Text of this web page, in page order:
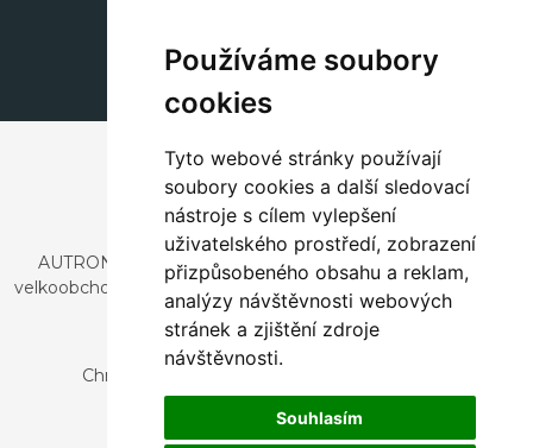
Používáme soubory
cookies
Tyto webové stránky používají
soubory cookies a další sledovací
nástroje s cílem vylepšení
uživatelského prostředí, zobrazení
přizpůsobeného obsahu a reklam,
analýzy návštěvnosti webových
stránek a zjištění zdroje
návštěvnosti.
Souhlasím
AUTRONIC, s.r.o. je společnost zabývající se dovozem a
velkoobchodním prodejem designového i stylového nábytku
a dekorací.
Česká republika
Chrustenice 270, 267 12 Loděnice u Berouna
Slovensko
Nová 366, 032 02 Závažná Poruba